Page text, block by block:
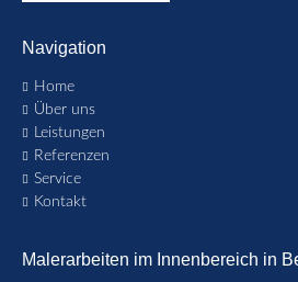
Navigation
Navigation
überspringen
Home
Über uns
Leistungen
Referenzen
Service
Kontakt
Malerarbeiten im Innenbereich in